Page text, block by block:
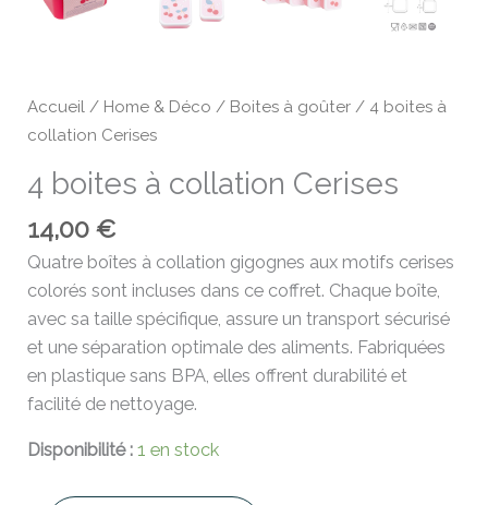
Accueil / Home & Déco / Boites à goûter / 4 boites à
collation Cerises
4 boites à collation Cerises
14,00€
Quatre boîtes à collation gigognes aux motifs cerises
colorés sont incluses dans ce coffret. Chaque boîte,
avec sa taille spécifique, assure un transport sécurisé
et une séparation optimale des aliments. Fabriquées
en plastique sans BPA, elles offrent durabilité et
facilité de nettoyage.
Disponibilité : 1 en stock